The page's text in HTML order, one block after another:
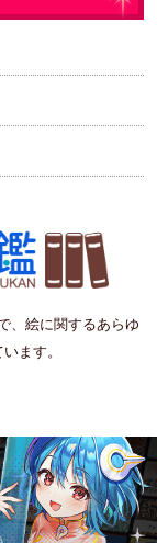
、絵に関するあらゆ
ます。